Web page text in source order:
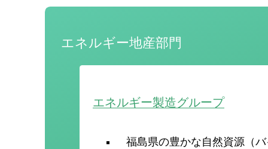
エネルギー地産部門
エネルギー製造グループ
福島県の豊かな自然資源（